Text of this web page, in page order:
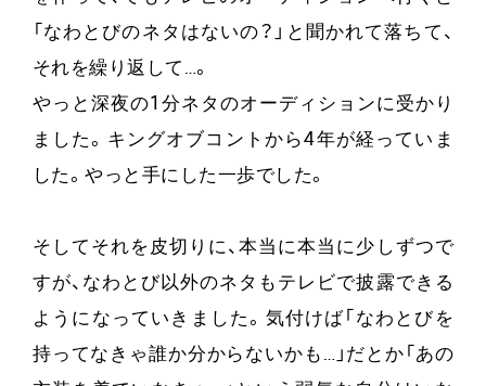
「なわとびのネタはないの？」と聞かれて落ちて、
それを繰り返して…。
やっと深夜の1分ネタのオーディションに受かり
ました。キングオブコントから4年が経っていま
した。やっと手にした一歩でした。
そしてそれを皮切りに、本当に本当に少しずつで
すが、なわとび以外のネタもテレビで披露できる
ようになっていきました。気付けば「なわとびを
持ってなきゃ誰か分からないかも…」だとか「あの